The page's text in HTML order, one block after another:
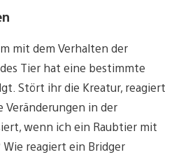
mit dem Verhalten der
Tier hat eine bestimmte
Stört ihr die Kreatur, reagiert
Veränderungen in der
wenn ich ein Raubtier mit
reagiert ein Bridger